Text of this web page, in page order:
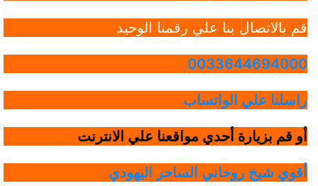
قم بالاتصال بنا علي رقمنا الوحيد
0033644694000
راسلنا علي الواتساب
أو قم بزيارة أحدي مواقعنا علي الانترنت
أقوي شيخ روحاني الساحر اليهودي